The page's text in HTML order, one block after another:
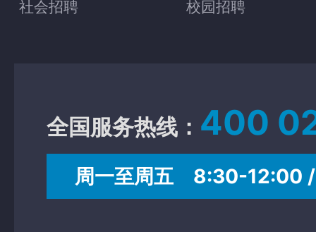
社会招聘 校园招聘
全国服务热线： 400
周一至周五 8:30-12:00